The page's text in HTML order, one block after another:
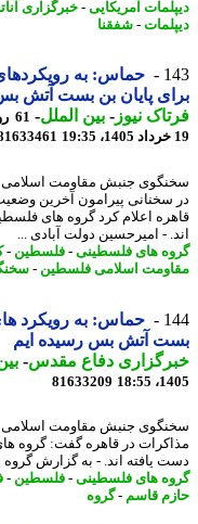
آمریکایی-خبرگزاری آناتولی
-شفقنا
حماس: به رویکردهای
پایان بن بست آتش بس
نیوز-بین الملل-
61
81633461
جنبش مقاومت اسلامی
پیرامون آخرین وضعیت
اعلام کرد گروه های فلسطینی
- امیرحسین دولت آبادی ...
های فلسطینی-فلسطین-کرد
اسلامی فلسطین-سخنگوی
حماس: به رویکرد های
آتش بس رسیده ایم
دفاع مقدس-بین
81633209
جنبش مقاومت اسلامی
در قاهره گفت: گروه های
یافته اند. - به گزارش گروه بین
های فلسطینی-فلسطین-
قاسم-گروه